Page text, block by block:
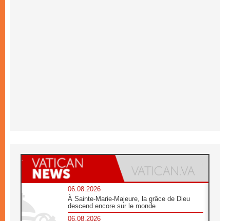
06.08.2026
À Sainte-Marie-Majeure, la grâce de Dieu
descend encore sur le monde
06.08.2026